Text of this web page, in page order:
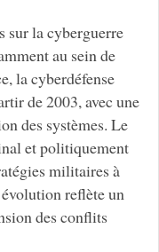
sur la cyberguerre
au sein de
la cyberdéfense
de 2003, avec une
des systèmes. Le
et politiquement
militaires à
reflète un
des conflits